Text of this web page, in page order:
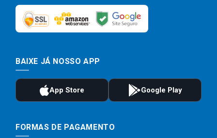
BAIXE JÁ NOSSO APP
FORMAS DE PAGAMENTO